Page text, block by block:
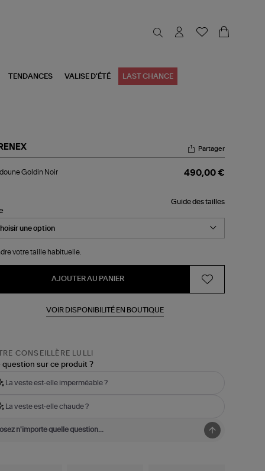
TENDANCES VALISE D'ÉTÉ LAST CHANCE
Partager
Goldin Noir 490,00 €
Guide des tailles
votre taille habituelle.
AJOUTER AU PANIER
VOIR DISPONIBILITÉ EN BOUTIQUE
CONSEILLÈRE LULLI
question sur ce produit ?
La veste est-elle imperméable ?
La veste est-elle chaude ?